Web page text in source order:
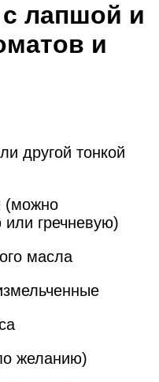
лапшой и
и
другой тонкой
(можно
или гречневую)
масла
желанию)